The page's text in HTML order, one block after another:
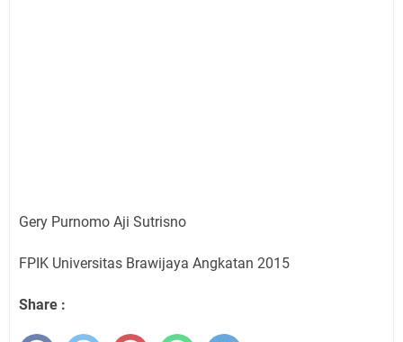
Gery Purnomo Aji Sutrisno
FPIK Universitas Brawijaya Angkatan 2015
Share :